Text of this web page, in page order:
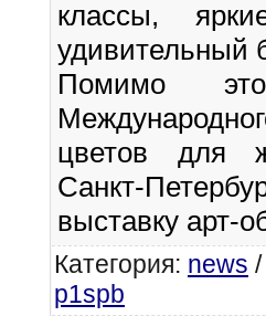
классы,
удивительный
Помимо
цветов для
Санкт-
выставку арт-
Категория: news
p1spb